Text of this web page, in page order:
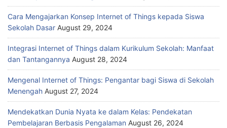
Cara Mengajarkan Konsep Internet of Things kepada Siswa
Sekolah Dasar August 29, 2024
Integrasi Internet of Things dalam Kurikulum Sekolah: Manfaat
dan Tantangannya August 28, 2024
Mengenal Internet of Things: Pengantar bagi Siswa di Sekolah
Menengah August 27, 2024
Mendekatkan Dunia Nyata ke dalam Kelas: Pendekatan
Pembelajaran Berbasis Pengalaman August 26, 2024